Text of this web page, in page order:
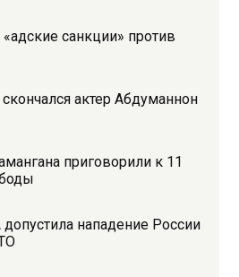
санкции» против
актер Абдуманнон
приговорили к 11
нападение России